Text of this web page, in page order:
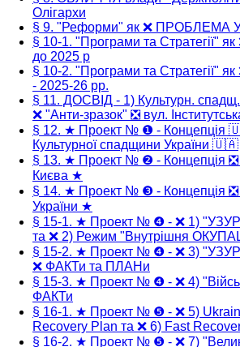
Олігархи
§ 9. "Реформи" як ❌ ПРОБЛЕМА
§ 10-1. "Програми та Стратегії"
до 2025 р
§ 10-2. "Програми та Стратегії"
- 2025-26 рр.
§ 11. ДОСВІД - 1) Культурн. спадщ.
❌ "Анти-зразок" ❎ вул.
§ 12. ★ Проект № ❶ -
Культурної спадщини України 🇺🇦
§ 13. ★ Проект № ❷ - Концепція
Києва ★
§ 14. ★ Проект № ❸ - Концепція
України ★
§ 15-1. ★ Проект № ❹ - ❌ 1)
та ❌ 2) Режим "Внутрішня
§ 15-2. ★ Проект № ❹ - ❌ 3)
❌ ФАКТи та ПЛАНи
§ 15-3. ★ Проект № ❹ - ❌ 4)
ФАКТи
§ 16-1. ★ Проект № ❺ - ❌ 5)
Recovery Plan та ❌ 6) Fast
§ 16-2. ★ Проект № ❺ - ❌ 7)